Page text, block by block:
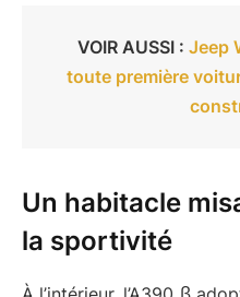
VOIR AUSSI : Jeep
toute première
Un habitacle
la sportivité